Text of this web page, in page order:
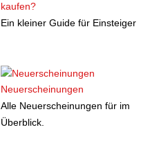
kaufen?
Ein kleiner Guide für Einsteiger
Neuerscheinungen
Alle Neuerscheinungen für im
Überblick.